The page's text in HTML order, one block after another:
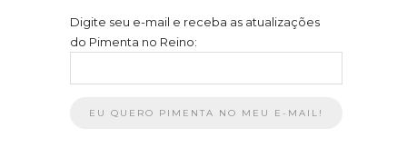
Digite seu e-mail e receba as atualizações
do Pimenta no Reino: